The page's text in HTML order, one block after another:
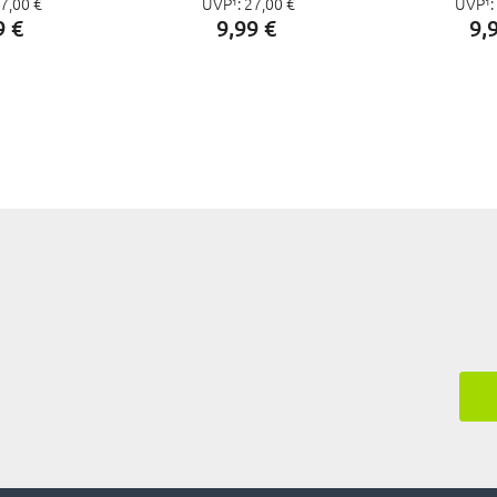
€ 9,99 € 9,